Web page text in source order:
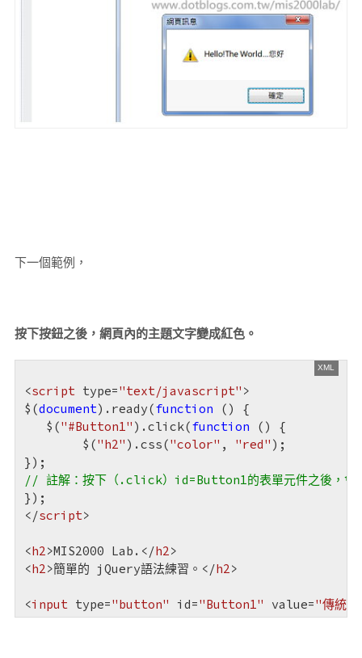
下一個範例，
按下按鈕之後，網頁內的主題文字變成紅色。
<script type="text/javascript" >
$(document).ready(function ( ) {
   $(
"#Button1" ).click(function ( ) {
        $(
"h2" ).css("color" , "red" );
// 註解：按下（.click）id=Button1的表單元件之後，會把
</script>
<h2 >MIS2000 Lab. </h2 >
<h2 >簡單的 jQuery語法練習。 </h2 >
<input type="button" id="Button1" value="傳統